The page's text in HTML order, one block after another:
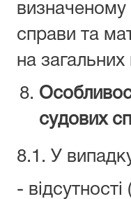
визначеному
справи та
на загальних
судових
8.1. У
- відсутності